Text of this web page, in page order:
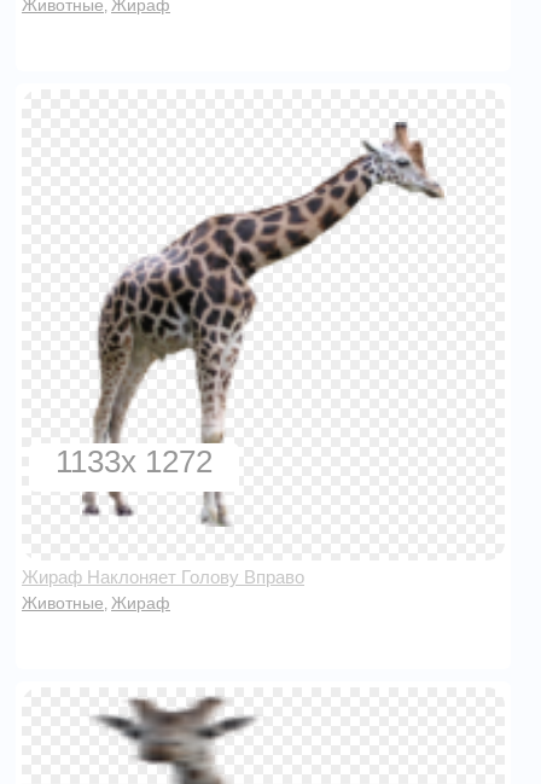
Животные Жираф
1133x 1272
Жираф Наклоняет Голову Вправо
Животные Жираф